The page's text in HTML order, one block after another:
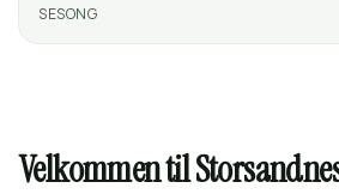
SESONG
Velkommen til